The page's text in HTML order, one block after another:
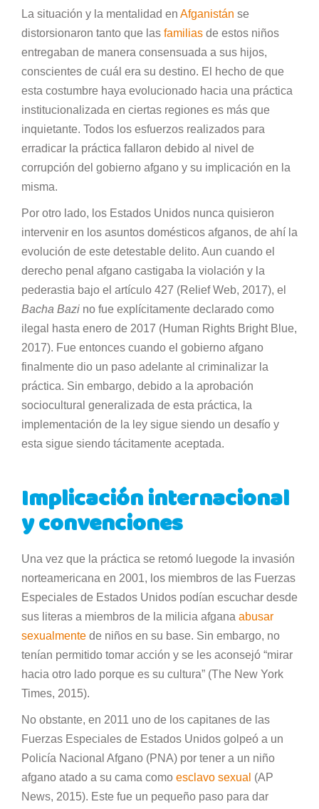
La situación y la mentalidad en Afganistán se
distorsionaron tanto que las familias de estos niños
entregaban de manera consensuada a sus hijos,
conscientes de cuál era su destino. El hecho de que
esta costumbre haya evolucionado hacia una práctica
institucionalizada en ciertas regiones es más que
inquietante. Todos los esfuerzos realizados para
erradicar la práctica fallaron debido al nivel de
corrupción del gobierno afgano y su implicación en la
misma.
Por otro lado, los Estados Unidos nunca quisieron
intervenir en los asuntos domésticos afganos, de ahí la
evolución de este detestable delito. Aun cuando el
derecho penal afgano castigaba la violación y la
pederastia bajo el artículo 427 (Relief Web, 2017), el
Bacha Bazi no fue explícitamente declarado como
ilegal hasta enero de 2017 (Human Rights Bright Blue,
2017). Fue entonces cuando el gobierno afgano
finalmente dio un paso adelante al criminalizar la
práctica. Sin embargo, debido a la aprobación
sociocultural generalizada de esta práctica, la
implementación de la ley sigue siendo un desafío y
esta sigue siendo tácitamente aceptada.
Implicación internacional
y convenciones
Una vez que la práctica se retomó luegode la invasión
norteamericana en 2001, los miembros de las Fuerzas
Especiales de Estados Unidos podían escuchar desde
sus literas a miembros de la milicia afgana abusar
sexualmente de niños en su base. Sin embargo, no
tenían permitido tomar acción y se les aconsejó “mirar
hacia otro lado porque es su cultura” (The New York
Times, 2015).
No obstante, en 2011 uno de los capitanes de las
Fuerzas Especiales de Estados Unidos golpeó a un
Policía Nacional Afgano (PNA) por tener a un niño
afgano atado a su cama como esclavo sexual (AP
News, 2015). Este fue un pequeño paso para dar